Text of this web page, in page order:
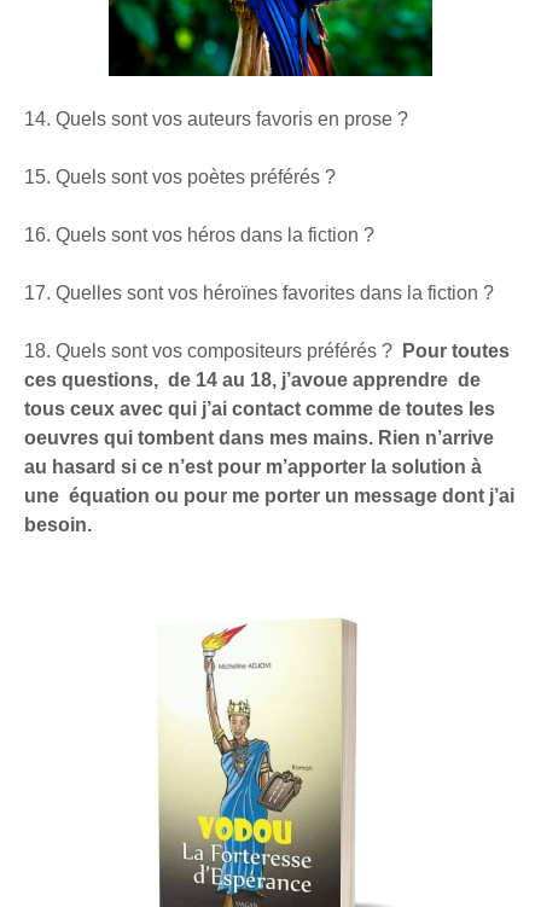
14. Quels sont vos auteurs favoris en prose ?
15. Quels sont vos poètes préférés ?
16. Quels sont vos héros dans la fiction ?
17. Quelles sont vos héroïnes favorites dans la fiction ?
18. Quels sont vos compositeurs préférés ?
Pour toutes
ces questions, de 14 au 18, j’avoue apprendre de
tous ceux avec qui j’ai contact comme de toutes les
oeuvres qui tombent dans mes mains. Rien n’arrive
au hasard si ce n’est pour m’apporter la solution à
une équation ou pour me porter un message dont j’ai
besoin.